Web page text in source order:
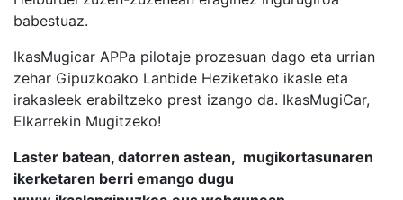
babestuaz.
IkasMugicar APPa pilotaje prozesuan dago eta urrian
zehar Gipuzkoako Lanbide Heziketako ikasle eta
irakasleek erabiltzeko prest izango da. IkasMugiCar,
Elkarrekin Mugitzeko!
Laster batean, datorren astean, mugikortasunaren
ikerketaren berri emango dugu